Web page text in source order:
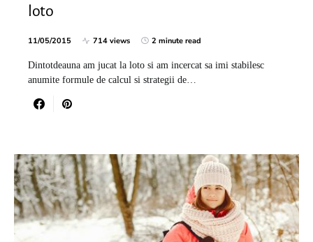
loto
11/05/2015 714 views 2 minute read
Dintotdeauna am jucat la loto si am incercat sa imi stabilesc
anumite formule de calcul si strategii de…